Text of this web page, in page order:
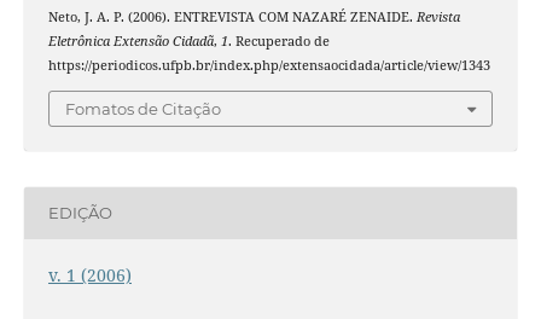
Neto, J. A. P. (2006). ENTREVISTA COM NAZARÉ ZENAIDE. Revista
Eletrônica Extensão Cidadã, 1. Recuperado de
https://periodicos.ufpb.br/index.php/extensaocidada/article/view/1343
Fomatos de Citação
EDIÇÃO
v. 1 (2006)